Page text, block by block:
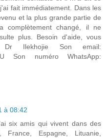
fait immédiatement. Dans les
et la plus grande partie de
changé, il ne
plus. Besoin d'aide, vous
Ilekhojie Son email:
Son numéro WhatsApp:
à 08:42
six amis qui vivent dans des
France, Espagne, Lituanie,